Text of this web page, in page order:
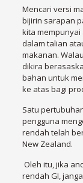
Mencari versi
bijirin sarapan
kita
dalam talian
makanan.
dikira
bahan untuk
ke atas bagi
Satu
pengguna
rendah telah
New Zealand.
Oleh itu, jika
rendah GI,